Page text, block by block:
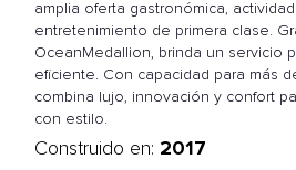
amplia oferta gastronómica,
entretenimiento de primera clase.
OceanMedallion, brinda un servicio
eficiente. Con capacidad para más
combina lujo, innovación y confort
con estilo.
Construido en: 2017